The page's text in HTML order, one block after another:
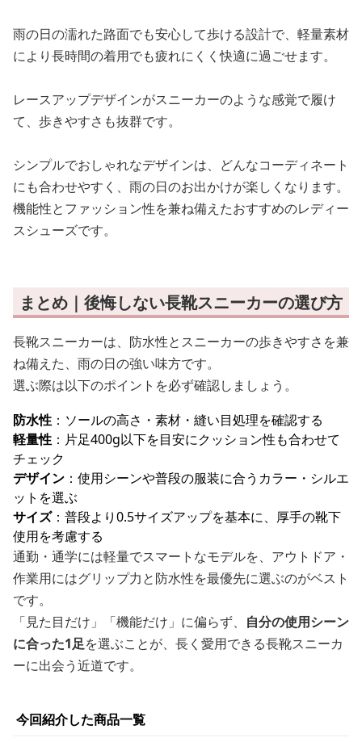
雨の日の濡れた路面でも安心して歩ける設計で、軽量素材
により長時間の着用でも疲れにくく快適に過ごせます。
レースアップデザインがスニーカーのような感覚で履け
て、歩きやすさも抜群です。
シンプルでおしゃれなデザインは、どんなコーディネート
にも合わせやすく、雨の日のお出かけが楽しくなります。
機能性とファッション性を兼ね備えたおすすめのレディー
スシューズです。
まとめ｜後悔しない長靴スニーカーの選び方
長靴スニーカーは、防水性とスニーカーの歩きやすさを兼
ね備えた、雨の日の強い味方です。
選ぶ際は以下のポイントを必ず確認しましょう。
防水性 ：ソールの高さ・素材・縫い目処理を確認する
軽量性 ：片足400g以下を目安にクッション性も合わせて
チェック
デザイン ：使用シーンや普段の服装に合うカラー・シルエ
ットを選ぶ
サイズ：普段より0.5サイズアップを基本に、厚手の靴下
使用を考慮する
通勤・通学には軽量でスマートなモデルを、アウトドア・
作業用にはグリップ力と防水性を最優先に選ぶのがベスト
です。
「見た目だけ」「機能だけ」に偏らず、 自分の使用シーン
に合った1足を選ぶことが、長く愛用できる長靴スニーカ
ーに出会う近道です。
今回紹介した商品一覧